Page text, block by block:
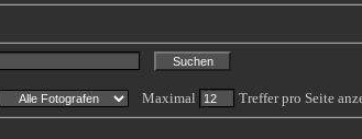
Maximal Treffer pro Seite